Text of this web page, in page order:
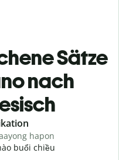
Sätze
nach
hapon
buổi chiều